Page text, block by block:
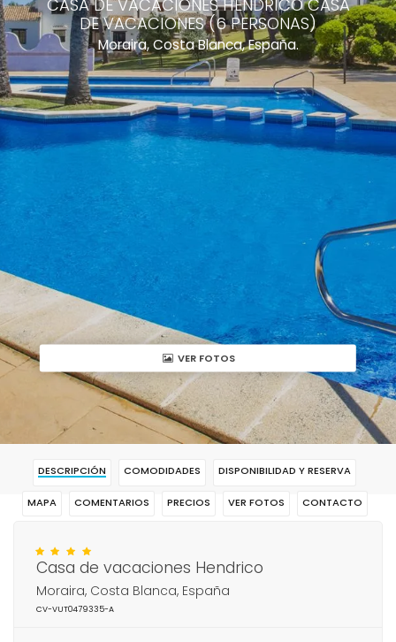
CASA DE VACACIONES HENDRICO CASA
DE VACACIONES (6 PERSONAS)
Moraira, Costa Blanca, España.
VER FOTOS
DESCRIPCIÓN COMODIDADES DISPONIBILIDAD Y RESERVA
MAPA COMENTARIOS PRECIOS VER FOTOS CONTACTO
Casa de vacaciones Hendrico
Moraira, Costa Blanca, España
CV-VUT0479335-A